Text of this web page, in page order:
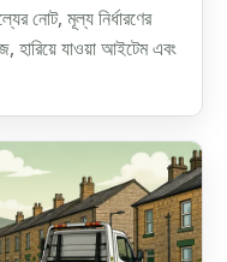
নোট, মূল্য নির্ধারণের
হারিয়ে যাওয়া আইটেম এবং